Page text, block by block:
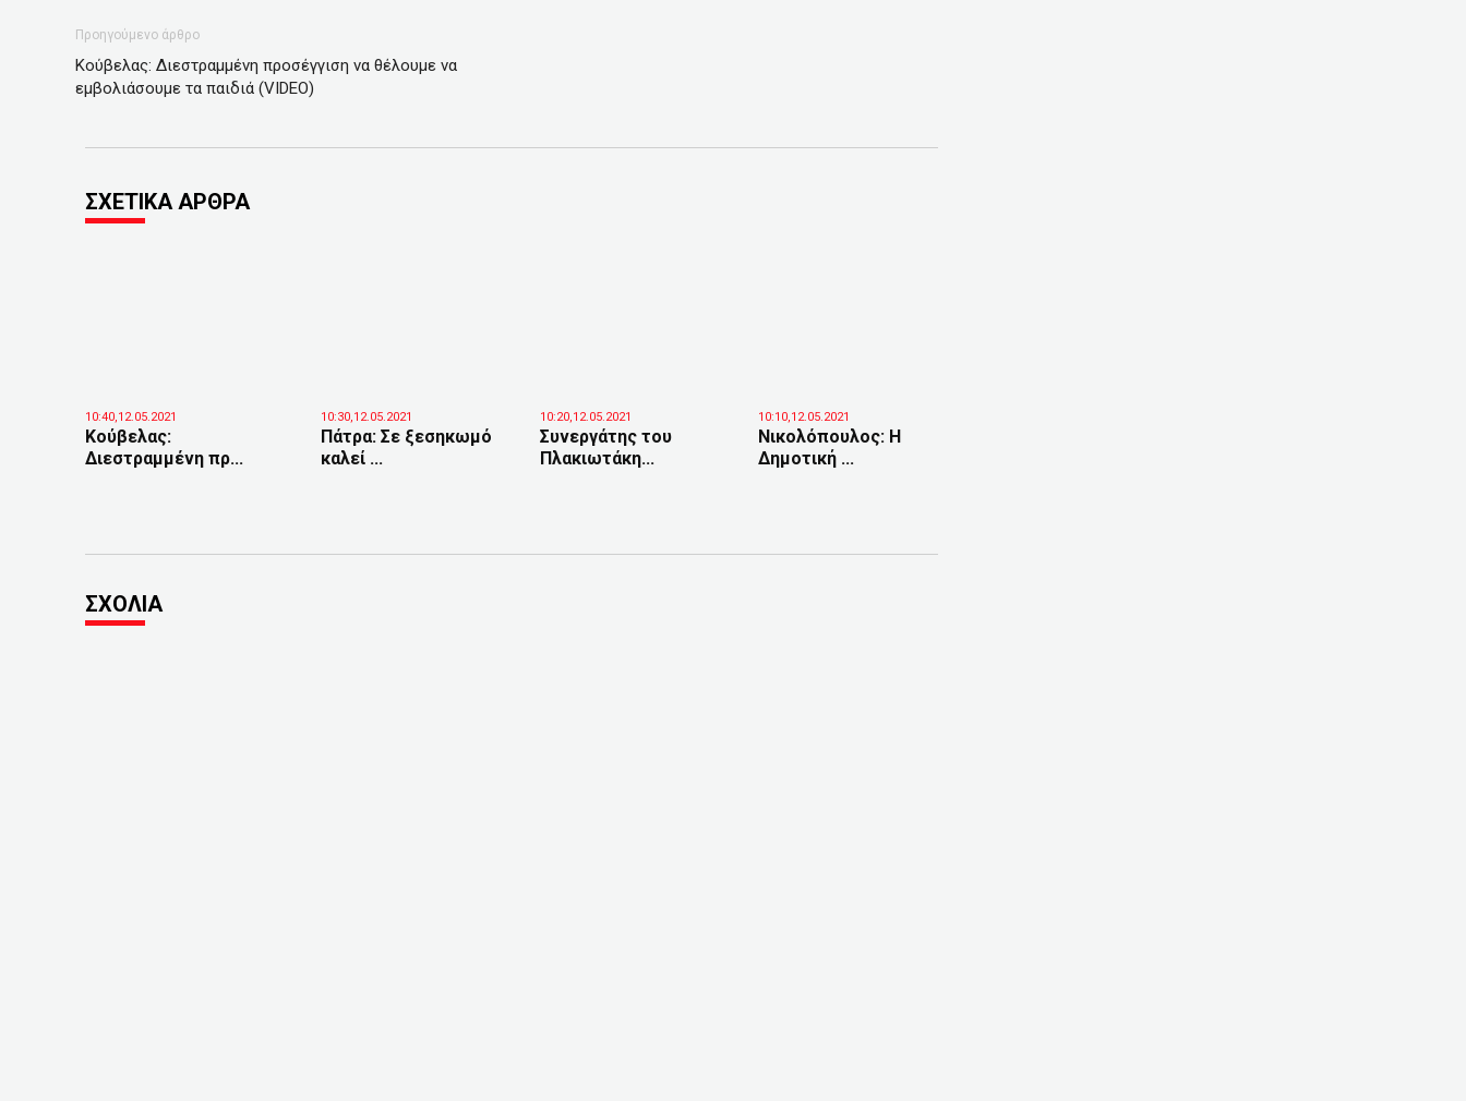
Προηγούμενο άρθρο
Κούβελας: Διεστραμμένη προσέγγιση να θέλουμε να
εμβολιάσουμε τα παιδιά (VIDEO)
ΣΧΕΤΙΚΑ ΑΡΘΡΑ
10:40,12.05.2021
Κούβελας:
Διεστραμμένη πρ...
10:30,12.05.2021
Πάτρα: Σε ξεσηκωμό
καλεί ...
10:20,12.05.2021
Συνεργάτης του
Πλακιωτάκη...
10:10,12.05.2021
Νικολόπουλος: Η
Δημοτική ...
ΣΧΟΛΙΑ